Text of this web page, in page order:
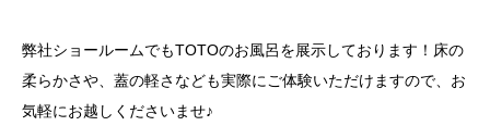
弊社ショールームでもTOTOのお風呂を展示しております！床の
柔らかさや、蓋の軽さなども実際にご体験いただけますので、お
気軽にお越しくださいませ♪